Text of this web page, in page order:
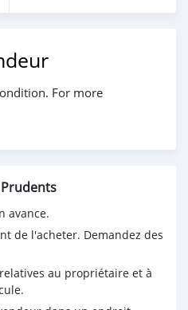
For more
avance.
de l'acheter. Demandez des
au propriétaire et à